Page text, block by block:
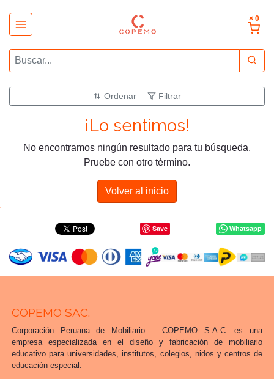
× 0
Ordenar Filtrar
¡Lo sentimos!
No encontramos ningún resultado para tu búsqueda.
Pruebe con otro término.
Volver al inicio
Save Whatsapp
COPEMO SAC.
Corporación Peruana de Mobiliario – COPEMO S.A.C. es una
empresa especializada en el diseño y fabricación de mobiliario
educativo para universidades, institutos, colegios, nidos y centros de
educación especial.